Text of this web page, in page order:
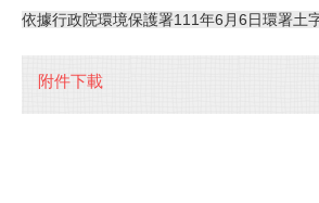
依據行政院環境保護署111年6月6日環署土
附件下載